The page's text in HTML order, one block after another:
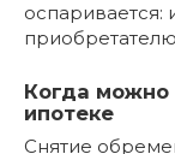
Когда можно
ипотеке
Снятие